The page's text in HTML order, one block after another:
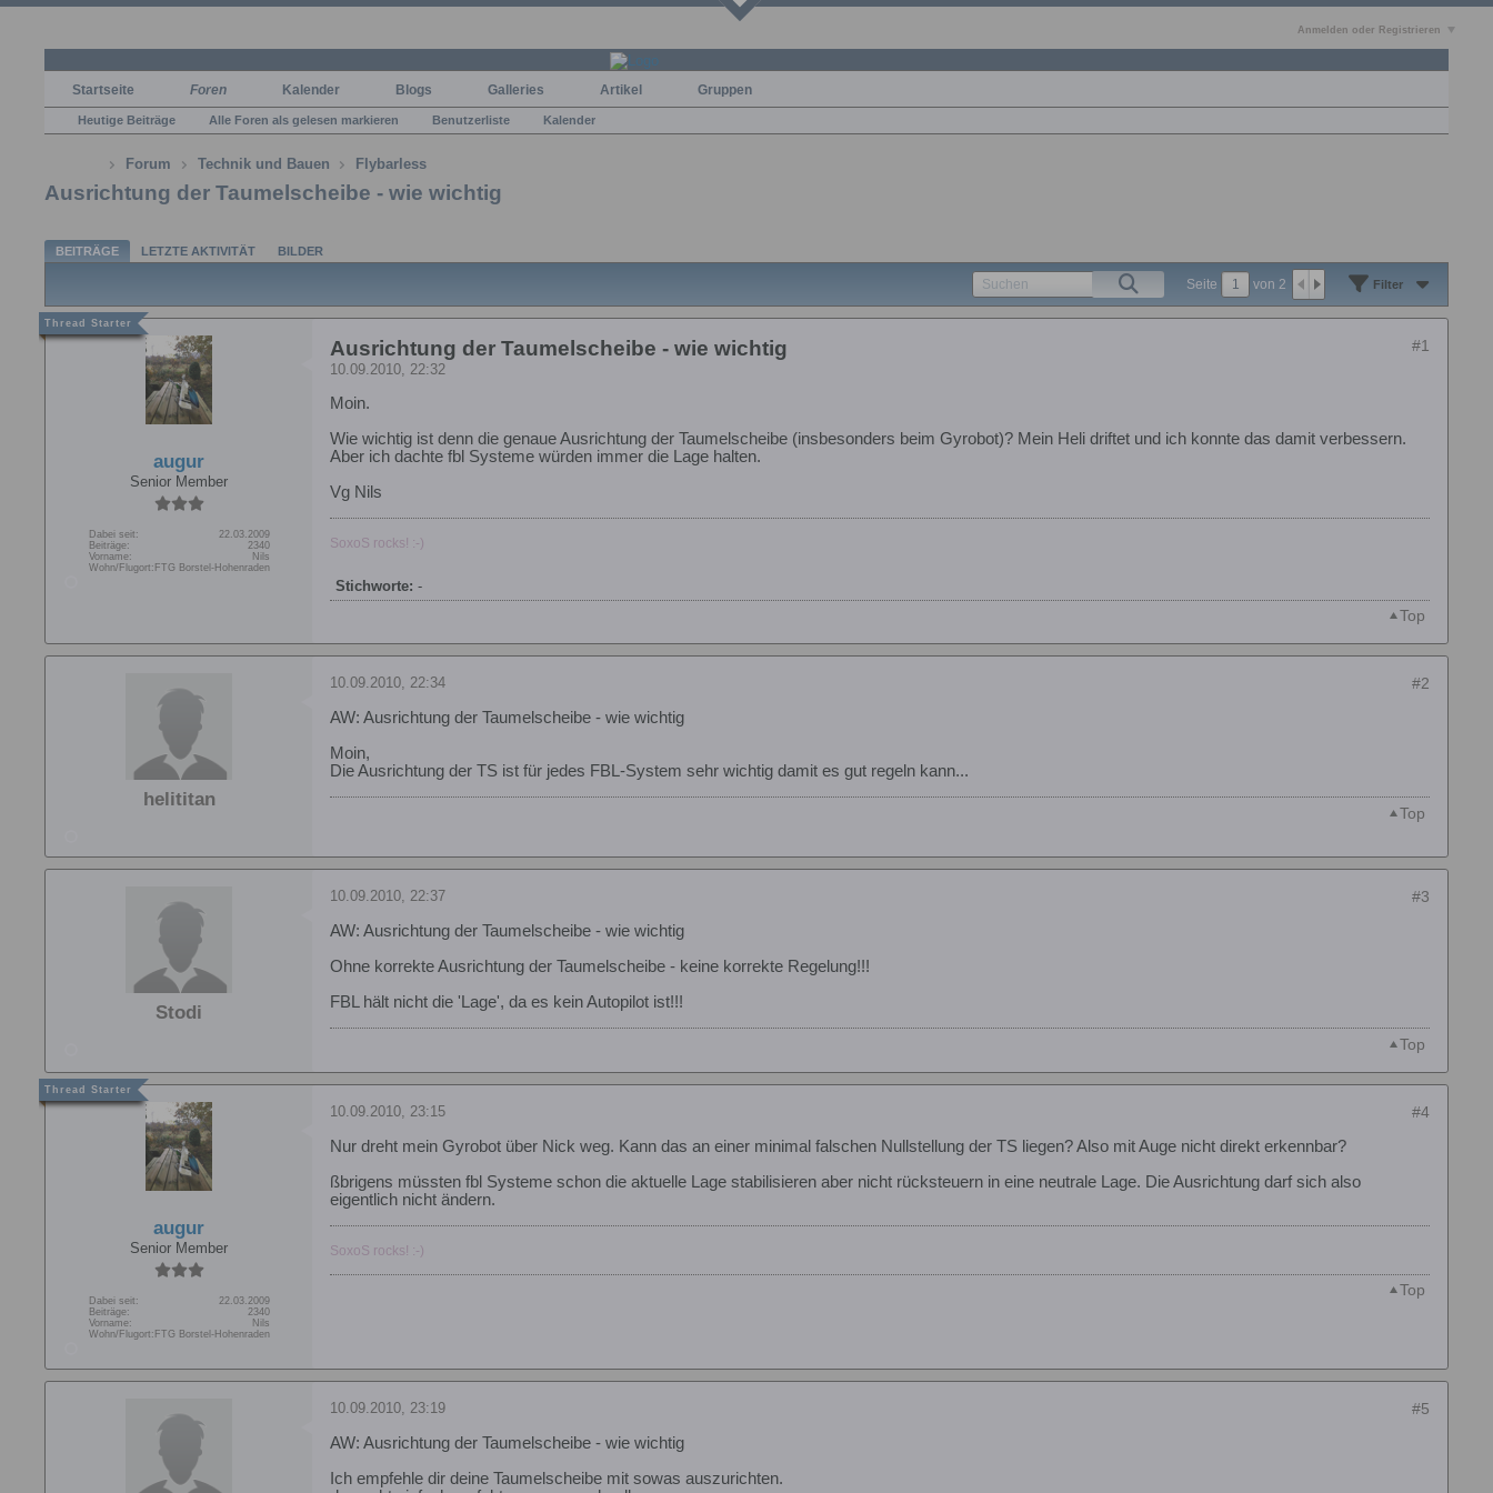
Anmelden oder Registrieren
Startseite Foren Kalender Blogs Galleries Artikel Gruppen
Heutige Beiträge Alle Foren als gelesen markieren Benutzerliste Kalender
Forum Technik und Bauen Flybarless
Ausrichtung der Taumelscheibe - wie wichtig
BEITRÄGE LETZTE AKTIVITÄT BILDER
Seite von 2 Filter
augur
Senior Member
Dabei seit:
22.03.2009
Beiträge:
2340
Vorname:
Nils
Wohn/Flugort: FTG Borstel-Hohenraden
#1
Ausrichtung der Taumelscheibe - wie wichtig
10.09.2010, 22:32
Moin.
Wie wichtig ist denn die genaue Ausrichtung der Taumelscheibe (insbesonders beim Gyrobot)? Mein Heli driftet und ich konnte das damit verbessern.
Aber ich dachte fbl Systeme würden immer die Lage halten.
Vg Nils
SoxoS rocks! :-)
Stichworte: -
Top
helititan
#2
10.09.2010, 22:34
AW: Ausrichtung der Taumelscheibe - wie wichtig
Moin,
Die Ausrichtung der TS ist für jedes FBL-System sehr wichtig damit es gut regeln kann...
Top
Stodi
#3
10.09.2010, 22:37
AW: Ausrichtung der Taumelscheibe - wie wichtig
Ohne korrekte Ausrichtung der Taumelscheibe - keine korrekte Regelung!!!
FBL hält nicht die 'Lage', da es kein Autopilot ist!!!
Top
augur
Senior Member
Dabei seit:
22.03.2009
Beiträge:
2340
Vorname:
Nils
Wohn/Flugort: FTG Borstel-Hohenraden
#4
10.09.2010, 23:15
Nur dreht mein Gyrobot über Nick weg. Kann das an einer minimal falschen Nullstellung der TS liegen? Also mit Auge nicht direkt erkennbar?
ßbrigens müssten fbl Systeme schon die aktuelle Lage stabilisieren aber nicht rücksteuern in eine neutrale Lage. Die Ausrichtung darf sich also
eigentlich nicht ändern.
SoxoS rocks! :-)
Top
#5
10.09.2010, 23:19
AW: Ausrichtung der Taumelscheibe - wie wichtig
Ich empfehle dir deine Taumelscheibe mit sowas auszurichten.